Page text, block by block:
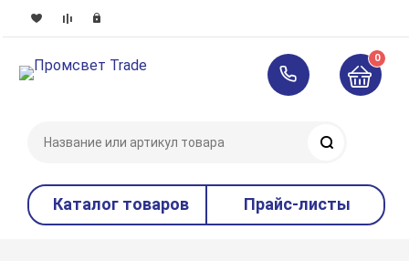
0
Каталог товаров Прайс-листы